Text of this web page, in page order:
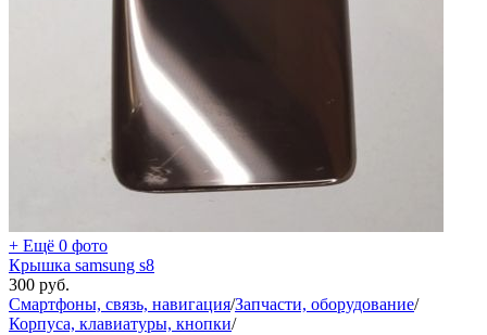
+ Ещё 0 фото
Крышка samsung s8
300 руб.
Смартфоны, связь, навигация/Запчасти, оборудование/
Корпуса, клавиатуры, кнопки/